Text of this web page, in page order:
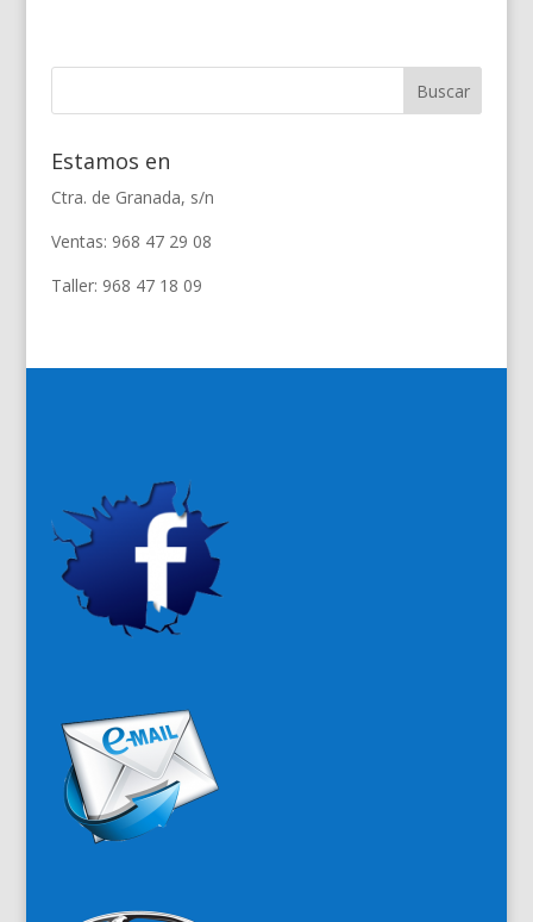
Estamos en
Ctra. de Granada, s/n
Ventas: 968 47 29 08
Taller: 968 47 18 09